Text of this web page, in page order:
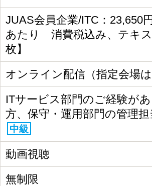
JUAS会員企業/ITC：23,650
あたり 消費税込み、テキ
枚】
オンライン配信（指定会場
ITサービス部門のご経験が
方、保守・運用部門の管理
中級
動画視聴
無制限